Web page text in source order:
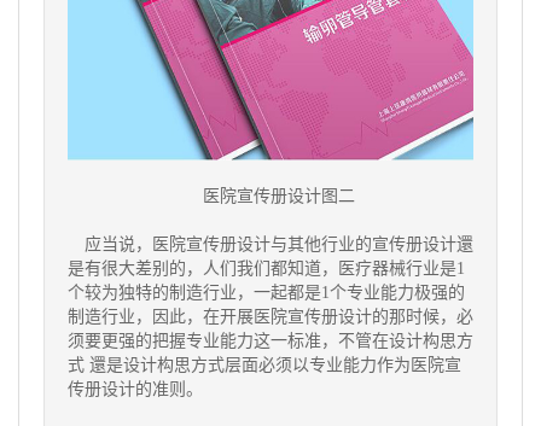
医院宣传册设计图二
应当说，医院宣传册设计与其他行业的宣传册设计還
是有很大差别的，人们我们都知道，医疗器械行业是1
个较为独特的制造行业，一起都是1个专业能力极强的
制造行业，因此，在开展医院宣传册设计的那时候，必
须要更强的把握专业能力这一标准，不管在设计构思方
式 還是设计构思方式层面必须以专业能力作为医院宣
传册设计的准则。